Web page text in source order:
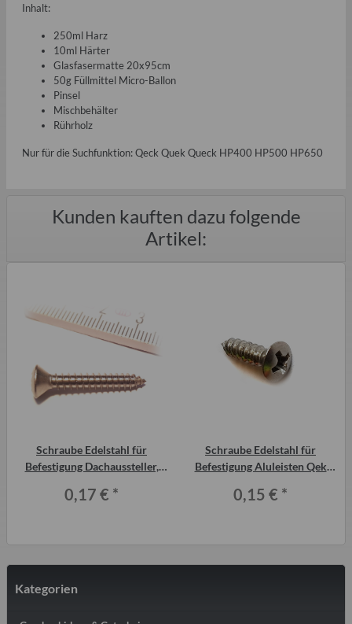
Inhalt:
250ml Harz
10ml Härter
Glasfasermatte 20x95cm
50g Füllmittel Micro-Ballon
Pinsel
Mischbehälter
Rührholz
Nur für die Suchfunktion: Qeck Quek Queck HP400 HP500 HP650
Kunden kauften dazu folgende
Artikel:
Schraube Edelstahl für
Befestigung Dachaussteller,
0,17 € *
Schraube Edelstahl für
Befestigung Aluleisten Qek
0,15 € *
Kategorien